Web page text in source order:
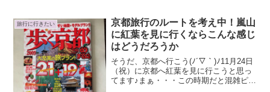
旅行に行きたい
京都旅行のルートを考え中！嵐山
に紅葉を見に行くならこんな感じ
はどうだろうか
そうだ、京都へ行こう(ﾉ´▽｀)ﾉ11月24日
（祝）に京都へ紅葉を見に行こうと思っ
てます♪まぁ・・・この時期だと混雑ピー